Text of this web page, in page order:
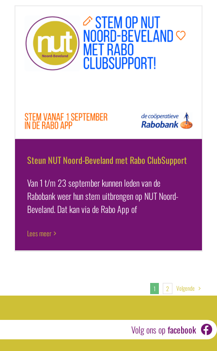
Steun NUT Noord-Beveland met Rabo ClubSupport
Van 1 t/m 23 september kunnen leden van de
Rabobank weer hun stem uitbrengen op NUT Noord-
Beveland. Dat kan via de Rabo App of
Lees meer
1 2 Volgende
Volg ons opfacebook